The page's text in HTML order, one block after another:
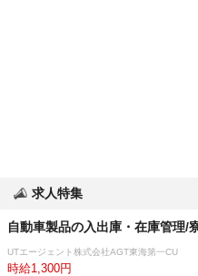
求人特集
自動車製品の入出庫・在庫管理/
UTエージェント株式会社AGT東海第一CU
時給1,300円